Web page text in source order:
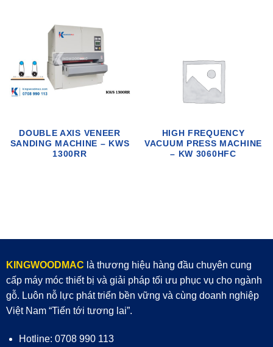
DOUBLE AXIS VENEER
SANDING MACHINE – KWS
1300RR
HIGH FREQUENCY
VACUUM PRESS MACHINE
– KW 3060HFC
KINGWOODMAC là thương hiệu hàng đầu chuyên cung
cấp máy móc thiết bị và giải pháp tối ưu phục vụ cho ngành
gỗ. Luôn nỗ lực phát triển bền vững và cùng doanh nghiệp
Việt Nam “Tiến tới tương lai”.
Hotline: 0708 990 113